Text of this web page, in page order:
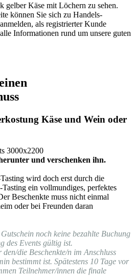
können Sie sich zu Handels-
als registrierter Kunde
Informationen rund um unsere guten
Käse und Wein oder
und verschenken ihn.
wird doch erst durch die
ein vollmundiges, perfektes
Beschenkte muss nicht einmal
oder bei Freunden daran
noch keine bezahlte Buchung
des Events gültig ist.
die Beschenkte/n im Anschluss
bestimmt ist. Spätestens 10 Tage vor
Teilnehmer/innen die finale